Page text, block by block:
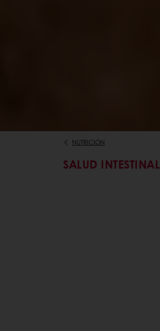
NUTRICIÓN
SALUD INTESTINAL